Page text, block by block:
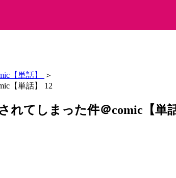
【単話】
＞
【単話】 12
れてしまった件＠comic【単